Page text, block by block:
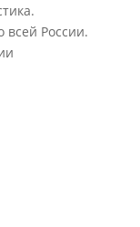
всей России.